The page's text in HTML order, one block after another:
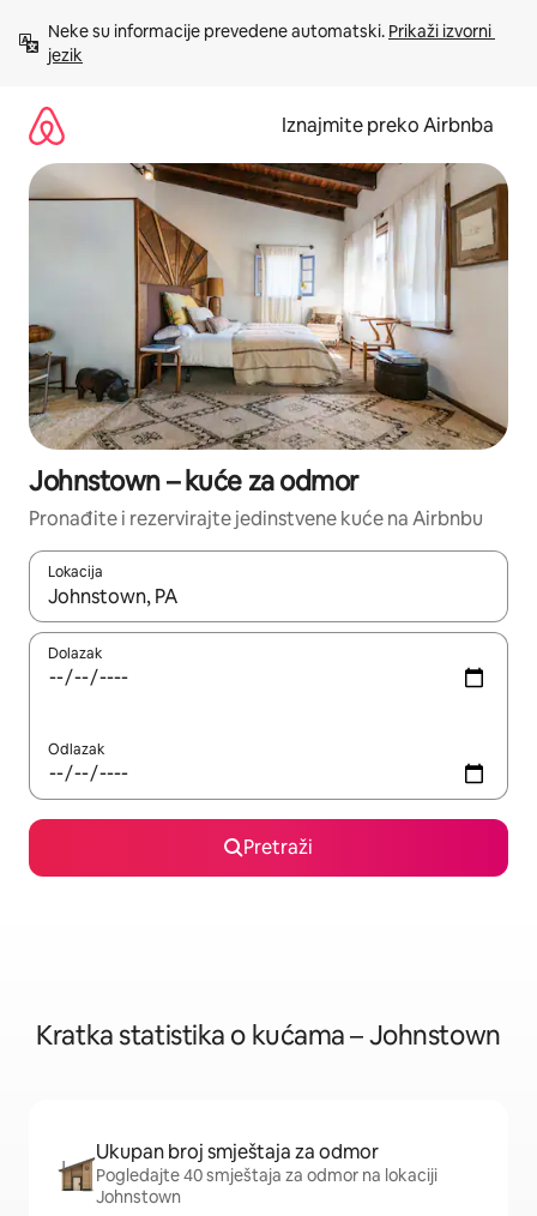
sadržaj
Neke su informacije prevedene automatski. Prikaži izvorni
jezik
Iznajmite preko Airbnba
Johnstown – kuće za odmor
Pronađite i rezervirajte jedinstvene kuće na Airbnbu
Lokacija
Kada budu dostupni rezultati, moći ćete ih pregledati
Dolazak
Odlazak
Pretraži
Kratka statistika o kućama – Johnstown
Ukupan broj smještaja za odmor
Pogledajte 40 smještaja za odmor na lokaciji
Johnstown